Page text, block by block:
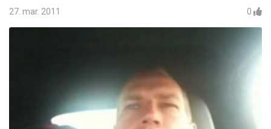
27. mar. 2011 0